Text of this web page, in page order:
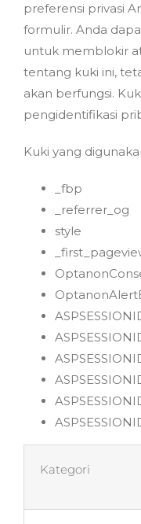
preferensi privasi
formulir. Anda
untuk memblokir
tentang kuki ini,
akan berfungsi.
pengidentifikasi
Kuki yang
_fbp
_referrer_og
style
Kategori